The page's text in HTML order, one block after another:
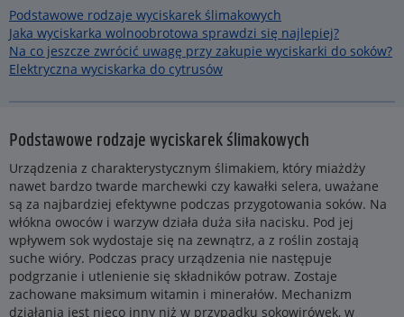
Podstawowe rodzaje wyciskarek ślimakowych
Jaka wyciskarka wolnoobrotowa sprawdzi się najlepiej?
Na co jeszcze zwrócić uwagę przy zakupie wyciskarki do soków?
Elektryczna wyciskarka do cytrusów
Podstawowe rodzaje wyciskarek ślimakowych
Urządzenia z charakterystycznym ślimakiem, który miażdży
nawet bardzo twarde marchewki czy kawałki selera, uważane
są za najbardziej efektywne podczas przygotowania soków. Na
włókna owoców i warzyw działa duża siła nacisku. Pod jej
wpływem sok wydostaje się na zewnątrz, a z roślin zostają
suche wióry. Podczas pracy urządzenia nie następuje
podgrzanie i utlenienie się składników potraw. Zostaje
zachowane maksimum witamin i minerałów. Mechanizm
działania jest nieco inny niż w przypadku sokowirówek, w